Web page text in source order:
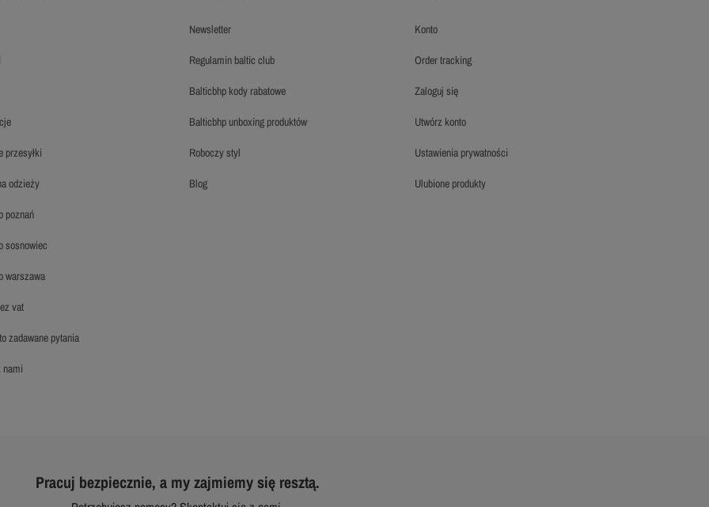
przesyłki
odzieży
poznań
sosnowiec
warszawa
vat
zadawane pytania
nami
newsletter
regulamin baltic club
balticbhp kody rabatowe
balticbhp unboxing produktów
roboczy styl
blog
konto
order tracking
zaloguj się
utwórz konto
ustawienia prywatności
ulubione produkty
Pracuj bezpiecznie, a my zajmiemy się resztą.